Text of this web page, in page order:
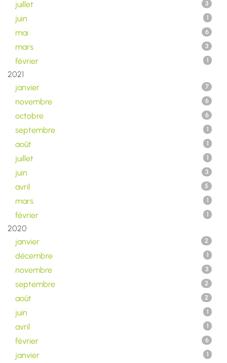
juillet 3
juin 1
mai 6
mars 3
février 1
2021
janvier
7
novembre 6
octobre 6
septembre 1
août 1
juillet 1
juin 3
avril 5
mars 1
février 1
2020
janvier
2
décembre 1
novembre 3
septembre 2
août 2
juin 1
avril 1
février 6
janvier 1